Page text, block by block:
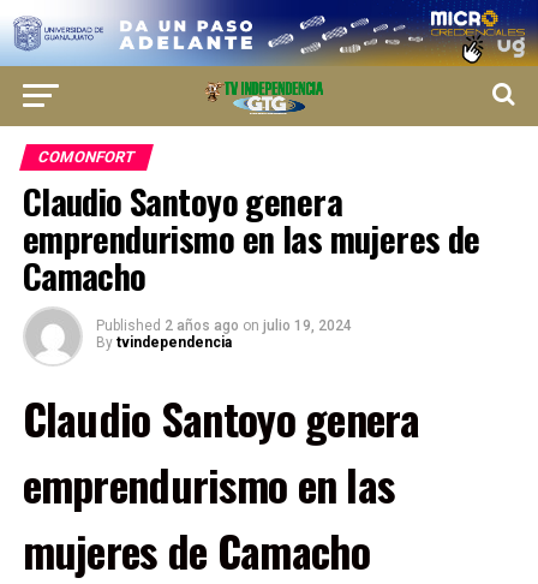
COMONFORT
Claudio Santoyo genera
emprendurismo en las mujeres de
Camacho
Published 2 años ago on julio 19, 2024
By tvindependencia
Claudio Santoyo genera
emprendurismo en las
mujeres de Camacho